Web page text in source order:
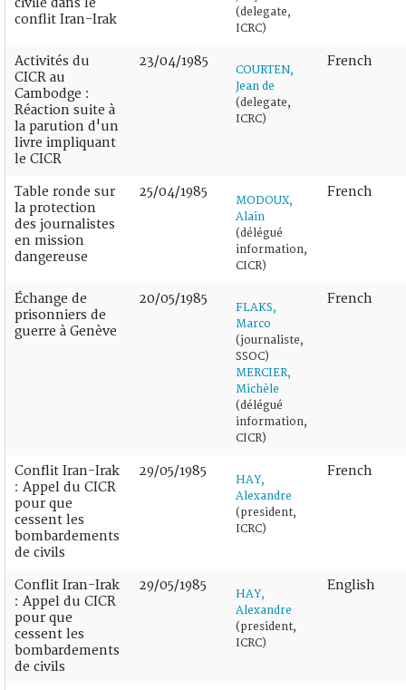
conflit Iran-Irak
(delegate,
ICRC)
Activités du
CICR au
Cambodge :
Réaction suite à
la parution d'un
livre impliquant
le CICR
23/04/1985
COURTEN,
Jean de
(delegate,
ICRC)
French
Table ronde sur
la protection
des journalistes
en mission
dangereuse
25/04/1985
MODOUX,
Alain
(délégué
information,
CICR)
French
Échange de
prisonniers de
guerre à Genève
20/05/1985
FLAKS,
Marco
(journaliste,
SSOC)
MERCIER,
Michèle
(délégué
information,
CICR)
French
Conflit Iran-Irak
: Appel du CICR
pour que
cessent les
bombardements
de civils
29/05/1985
HAY,
Alexandre
(president,
ICRC)
French
Conflit Iran-Irak
: Appel du CICR
pour que
cessent les
bombardements
de civils
29/05/1985
HAY,
Alexandre
(president,
ICRC)
English